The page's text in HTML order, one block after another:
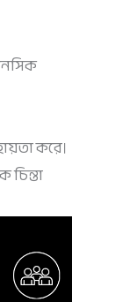
করে।
চিন্তা